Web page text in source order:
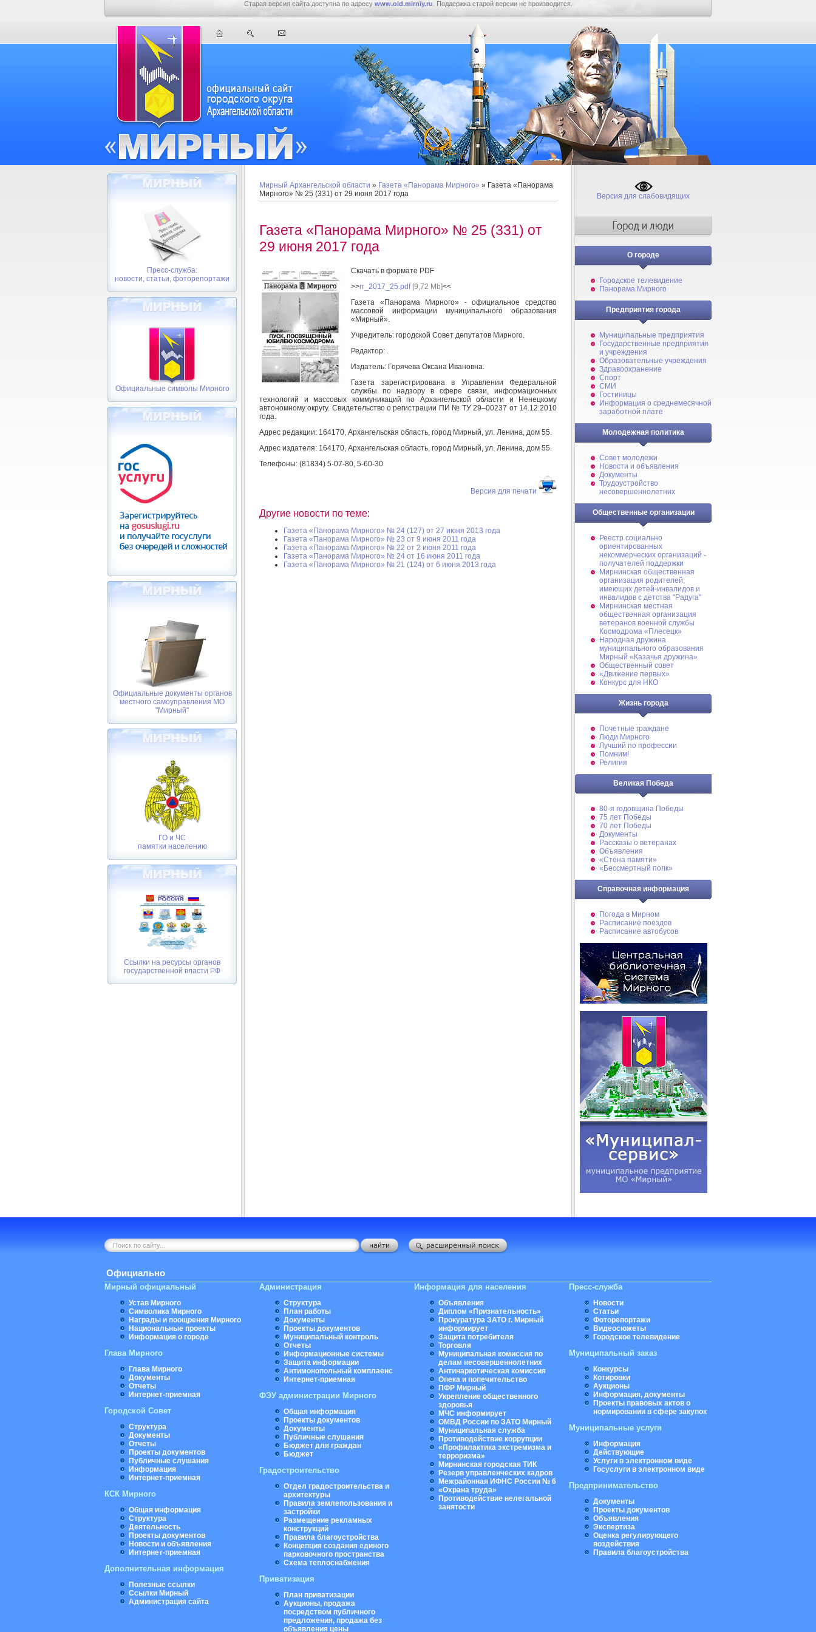
Старая версия сайта доступна по адресу www.old.mirniy.ru . Поддержка старой версии не производится.
Пресс-служба:
новости, статьи, фоторепортажи
Официальные символы Мирного
Официальные документы органов
местного самоуправления МО
"Мирный"
ГО и ЧС
памятки населению
Ссылки на ресурсы органов
государственной власти РФ
Мирный Архангельской области » Газета «Панорама Мирного» » Газета «Панорама
Мирного» № 25 (331) от 29 июня 2017 года
Газета «Панорама Мирного» № 25 (331) от
29 июня 2017 года
Скачать в формате PDF
>>rr_2017_25.pdf[9,72 Mb]<<
Газета «Панорама Мирного» - официальное средство
массовой информации муниципального образования
«Мирный».
Учредитель: городской Совет депутатов Мирного.
Редактор: .
Издатель: Горячева Оксана Ивановна.
Газета зарегистрирована в Управлении Федеральной
службы по надзору в сфере связи, информационных
технологий и массовых коммуникаций по Архангельской области и Ненецкому
автономному округу. Свидетельство о регистрации ПИ № ТУ 29–00237 от 14.12.2010
года.
Адрес редакции: 164170, Архангельская область, город Мирный, ул. Ленина, дом 55.
Адрес издателя: 164170, Архангельская область, город Мирный, ул. Ленина, дом 55.
Телефоны: (81834) 5-07-80, 5-60-30
Версия для печати
Другие новости по теме:
Газета «Панорама Мирного» № 24 (127) от 27 июня 2013 года
Газета «Панорама Мирного» № 23 от 9 июня 2011 года
Газета «Панорама Мирного» № 22 от 2 июня 2011 года
Газета «Панорама Мирного» № 24 от 16 июня 2011 года
Газета «Панорама Мирного» № 21 (124) от 6 июня 2013 года
Версия для слабовидящих
О городе
Городское телевидение
Панорама Мирного
Предприятия города
Муниципальные предприятия
Государственные предприятия
и учреждения
Образовательные учреждения
Здравоохранение
Спорт
СМИ
Гостиницы
Информация о среднемесячной
заработной плате
Молодежная политика
Совет молодежи
Новости и объявления
Документы
Трудоустройство
несовершеннолетних
Общественные организации
Реестр социально
ориентированных
некоммерческих организаций -
получателей поддержки
Мирнинская общественная
организация родителей,
имеющих детей-инвалидов и
инвалидов с детства "Радуга"
Мирнинская местная
общественная организация
ветеранов военной службы
Космодрома «Плесецк»
Народная дружина
муниципального образования
Мирный «Казачья дружина»
Общественный совет
«Движение первых»
Конкурс для НКО
Жизнь города
Почетные граждане
Люди Мирного
Лучший по профессии
Помним!
Религия
Великая Победа
80-я годовщина Победы
75 лет Победы
70 лет Победы
Документы
Рассказы о ветеранах
Объявления
«Стена памяти»
«Бессмертный полк»
Справочная информация
Погода в Мирном
Расписание поездов
Расписание автобусов
Официально
Мирный официальный
Устав Мирного
Символика Мирного
Награды и поощрения Мирного
Национальные проекты
Информация о городе
Глава Мирного
Глава Мирного
Документы
Отчеты
Интернет-приемная
Городской Совет
Структура
Документы
Отчеты
Проекты документов
Публичные слушания
Информация
Интернет-приемная
КСК Мирного
Общая информация
Структура
Деятельность
Проекты документов
Новости и объявления
Интернет-приемная
Дополнительная информация
Полезные ссылки
Ссылки Мирный
Администрация сайта
Администрация
Структура
План работы
Документы
Проекты документов
Муниципальный контроль
Отчеты
Информационные системы
Защита информации
Антимонопольный комплаенс
Интернет-приемная
ФЭУ администрации Мирного
Общая информация
Проекты документов
Документы
Публичные слушания
Бюджет для граждан
Бюджет
Градостроительство
Отдел градостроительства и
архитектуры
Правила землепользования и
застройки
Размещение рекламных
конструкций
Правила благоустройства
Концепция создания единого
парковочного пространства
Схема теплоснабжения
Приватизация
План приватизации
Аукционы, продажа
посредством публичного
предложения, продажа без
объявления цены
Информация для населения
Объявления
Диплом «Признательность»
Прокуратура ЗАТО г. Мирный
информирует
Защита потребителя
Торговля
Муниципальная комиссия по
делам несовершеннолетних
Антинаркотическая комиссия
Опека и попечительство
ПФР Мирный
Укрепление общественного
здоровья
МЧС информирует
ОМВД России по ЗАТО Мирный
Муниципальная cлужба
Противодействие коррупции
«Профилактика экстремизма и
терроризма»
Мирнинская городская ТИК
Резерв управленческих кадров
Межрайонная ИФНС России № 6
«Охрана труда»
Противодействие нелегальной
занятости
Пресс-служба
Новости
Статьи
Фоторепортажи
Видеосюжеты
Городское телевидение
Муниципальный заказ
Конкурсы
Котировки
Аукционы
Информация, документы
Проекты правовых актов о
нормировании в сфере закупок
Муниципальные услуги
Информация
Действующие
Услуги в электронном виде
Госуслуги в электронном виде
Предпринимательство
Документы
Проекты документов
Объявления
Экспертиза
Оценка регулирующего
воздействия
Правила благоустройства